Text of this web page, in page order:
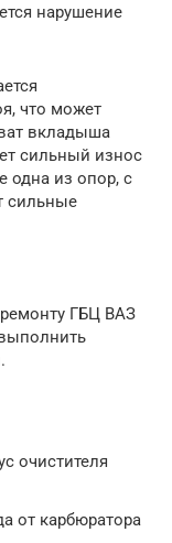
нарушение
что может
вкладыша
сильный износ
одна из опор, с
сильные
ГБЦ ВАЗ
очистителя
от карбюратора